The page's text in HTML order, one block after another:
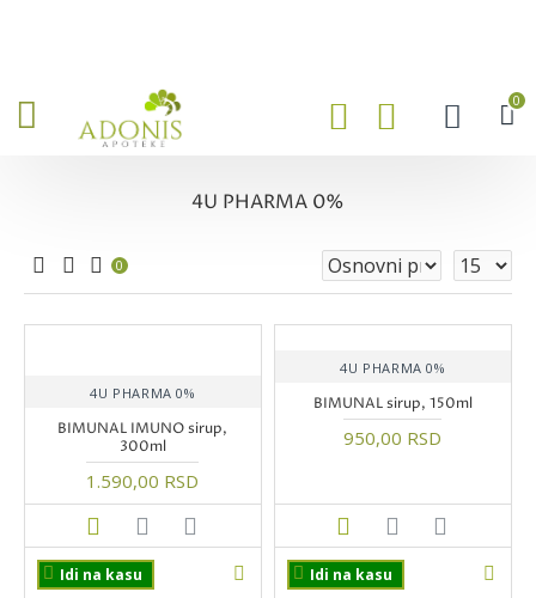
0
4U PHARMA 0%
0
4U PHARMA 0%
BIMUNAL IMUNO sirup,
300ml
1.590,00 RSD
Idi na kasu
4U PHARMA 0%
BIMUNAL sirup, 150ml
950,00 RSD
Idi na kasu